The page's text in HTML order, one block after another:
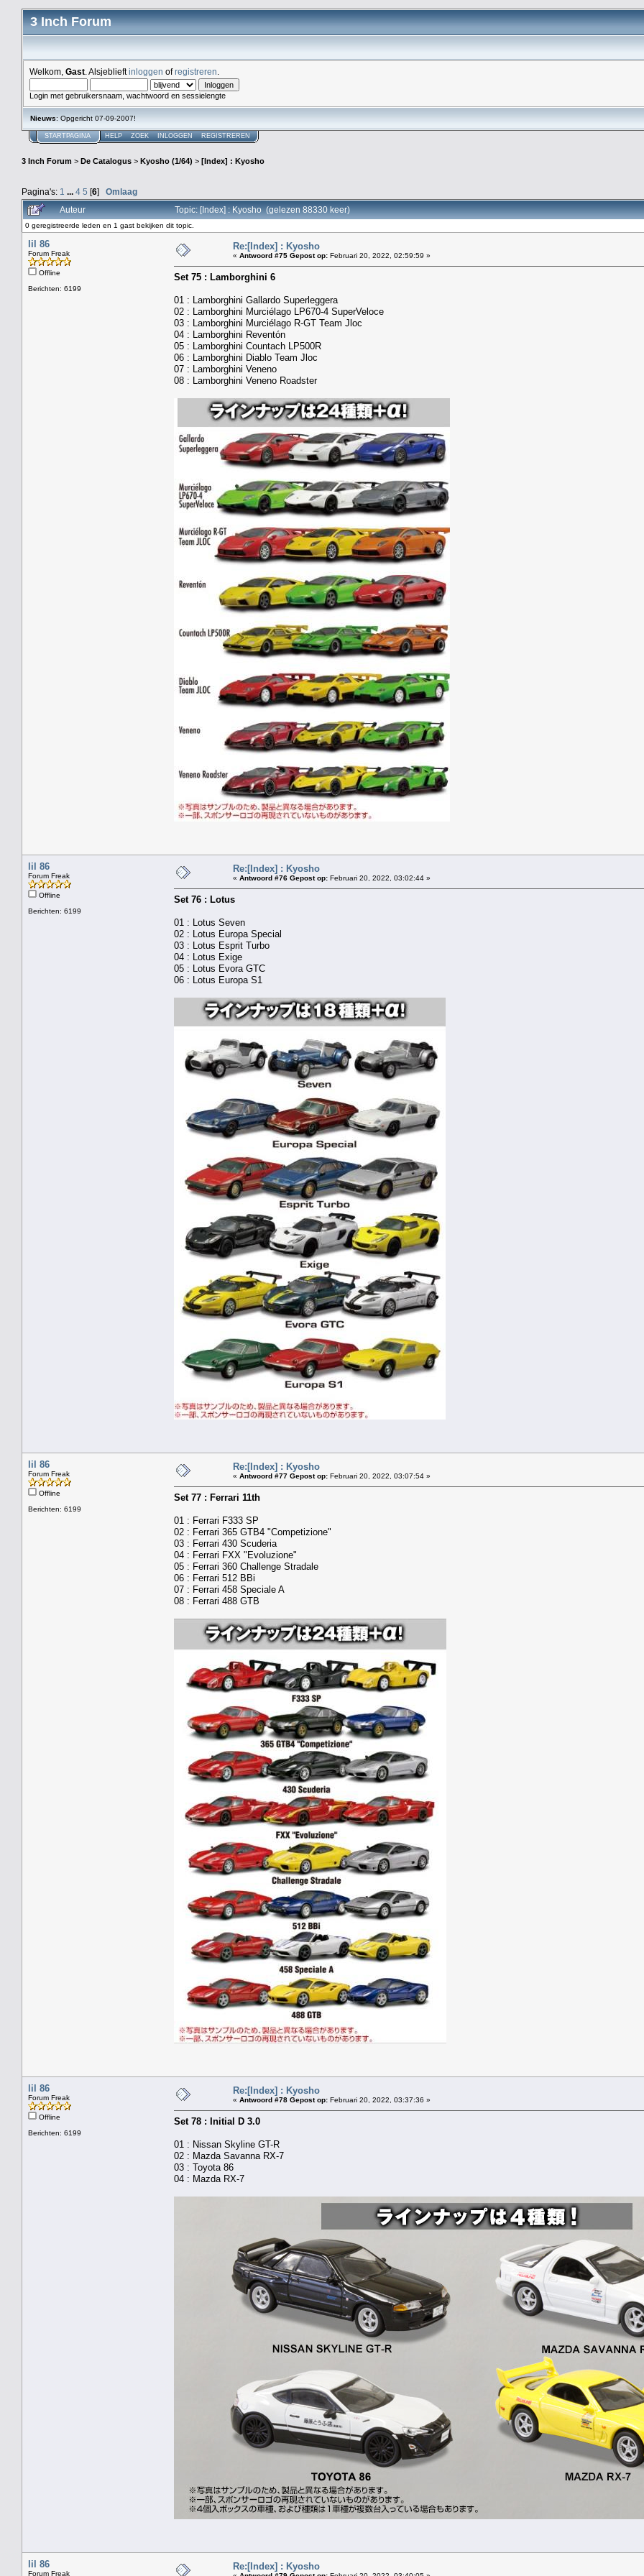
3 Inch Forum
Welkom, Gast . Alsjeblieftinloggen ofregistreren
Login met gebruikersnaam, wachtwoord en sessielengte
Nieuws: Opgericht 07-09-2007!
STARTPAGINA HELP ZOEK INLOGGEN REGISTREREN
3 Inch Forum > De Catalogus > Kyosho (1/64) > [Index] : Kyosho
Pagina's: 1 ... 4 5 [6] Omlaag
Auteur Topic: [Index] : Kyosho (gelezen 88330 keer)
0 geregistreerde leden en 1 gast bekijken dit topic.
lil 86
Forum Freak
Offline
Berichten: 6199
Re:[Index] : Kyosho
« Antwoord #75 Gepost op: Februari 20, 2022, 02:59:59 »
Set 75 : Lamborghini 6
01 : Lamborghini Gallardo Superleggera
02 : Lamborghini Murciélago LP670-4 SuperVeloce
03 : Lamborghini Murciélago R-GT Team Jloc
04 : Lamborghini Reventón
05 : Lamborghini Countach LP500R
06 : Lamborghini Diablo Team Jloc
07 : Lamborghini Veneno
08 : Lamborghini Veneno Roadster
lil 86
Forum Freak
Offline
Berichten: 6199
Re:[Index] : Kyosho
« Antwoord #76 Gepost op: Februari 20, 2022, 03:02:44 »
Set 76 : Lotus
01 : Lotus Seven
02 : Lotus Europa Special
03 : Lotus Esprit Turbo
04 : Lotus Exige
05 : Lotus Evora GTC
06 : Lotus Europa S1
lil 86
Forum Freak
Offline
Berichten: 6199
Re:[Index] : Kyosho
« Antwoord #77 Gepost op: Februari 20, 2022, 03:07:54 »
Set 77 : Ferrari 11th
01 : Ferrari F333 SP
02 : Ferrari 365 GTB4 "Competizione"
03 : Ferrari 430 Scuderia
04 : Ferrari FXX "Evoluzione"
05 : Ferrari 360 Challenge Stradale
06 : Ferrari 512 BBi
07 : Ferrari 458 Speciale A
08 : Ferrari 488 GTB
lil 86
Forum Freak
Offline
Berichten: 6199
Re:[Index] : Kyosho
« Antwoord #78 Gepost op: Februari 20, 2022, 03:37:36 »
Set 78 : Initial D 3.0
01 : Nissan Skyline GT-R
02 : Mazda Savanna RX-7
03 : Toyota 86
04 : Mazda RX-7
lil 86
Forum Freak
Re:[Index] : Kyosho